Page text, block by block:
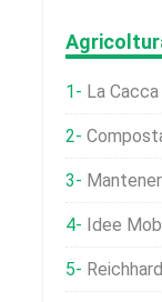
La Cacca Di Pesce
Mantenere I Polli
Idee
Reichhardt -